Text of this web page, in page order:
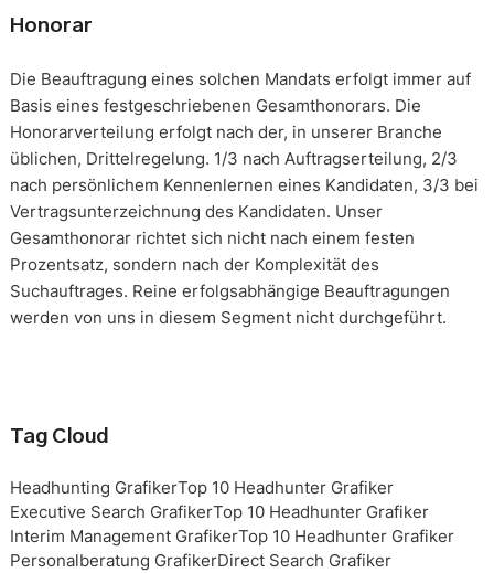
Honorar
Die Beauftragung eines solchen Mandats erfolgt immer auf
Basis eines festgeschriebenen Gesamthonorars. Die
Honorarverteilung erfolgt nach der, in unserer Branche
üblichen, Drittelregelung. 1/3 nach Auftragserteilung, 2/3
nach persönlichem Kennenlernen eines Kandidaten, 3/3 bei
Vertragsunterzeichnung des Kandidaten. Unser
Gesamthonorar richtet sich nicht nach einem festen
Prozentsatz, sondern nach der Komplexität des
Suchauftrages. Reine erfolgsabhängige Beauftragungen
werden von uns in diesem Segment nicht durchgeführt.
Tag Cloud
Headhunting GrafikerTop 10 Headhunter Grafiker
Executive Search GrafikerTop 10 Headhunter Grafiker
Interim Management GrafikerTop 10 Headhunter Grafiker
Personalberatung GrafikerDirect Search Grafiker